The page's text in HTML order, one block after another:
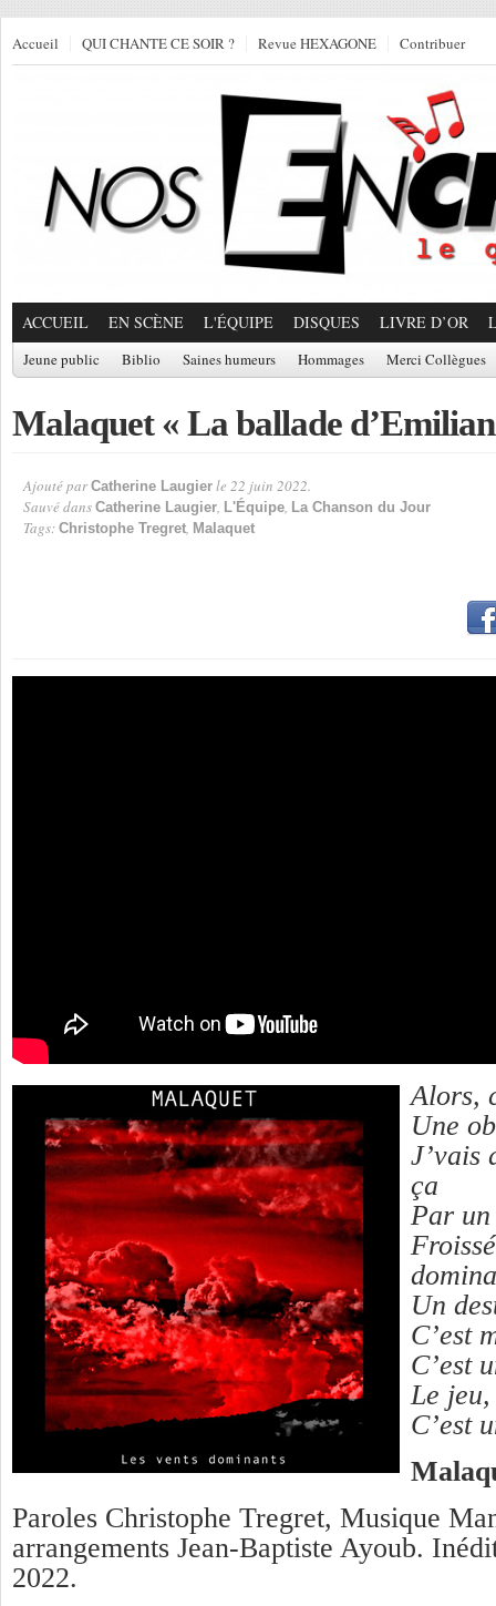
Accueil QUI CHANTE CE SOIR ? Revue HEXAGONE Contribuer
ACCUEIL EN SCÈNE L'ÉQUIPE DISQUES LIVRE D’OR
Jeune public Biblio Saines humeurs Hommages Merci Collègues
Malaquet « La ballade
Ajouté par Catherine Laugier le 22 juin 2022.
Sauvé dans Catherine Laugier, L'Équipe, La Chanson du Jour
Tags: Christophe Tregret, Malaquet
Alors,
Une
J’vais
ça
Par
Un
C’est
C’est
Le
C’est
Paroles Christophe Tregret, Musique
arrangements Jean-Baptiste Ayoub.
2022.